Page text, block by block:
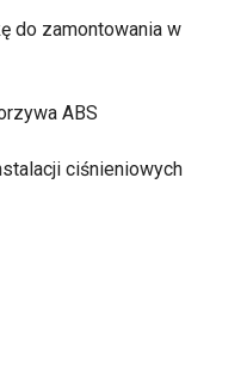
do zamontowania w
ABS
ciśnieniowych